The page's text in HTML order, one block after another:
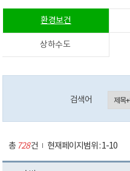
환경보건
상하수도
검색어
총 728건 현재페이지범위 : 1-10